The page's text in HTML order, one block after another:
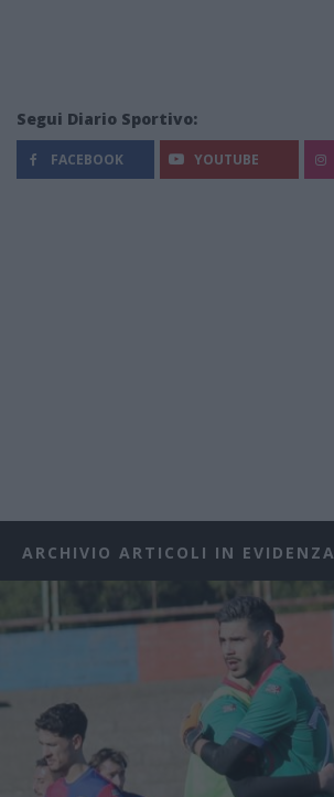
Segui Diario Sportivo:
FACEBOOK YOUTUBE
ARCHIVIO ARTICOLI IN EVIDENZA